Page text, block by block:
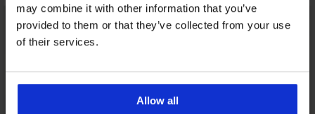
may combine it with other information that you’ve
provided to them or that they’ve collected from your use
of their services.
Allow all